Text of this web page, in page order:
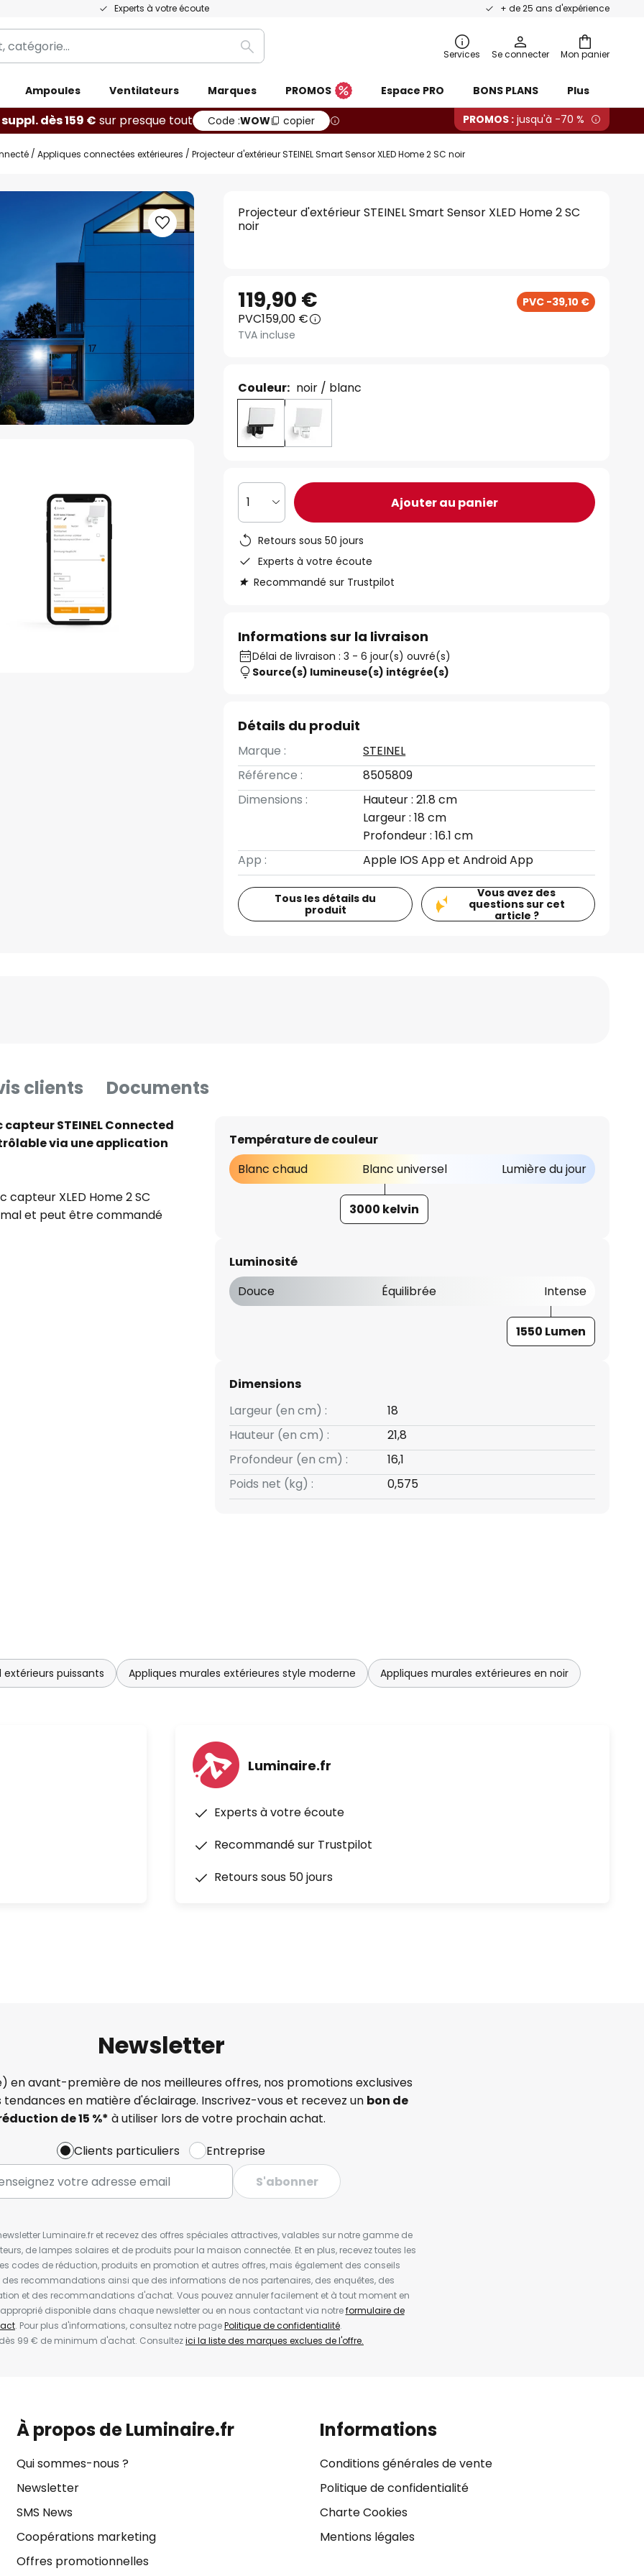
Experts à votre écoute + de 25 ans d'expérience
Mon panier
Rechercher Services Se connecter
Ampoules Ventilateurs Marques PROMOS Espace PRO BONS PLANS Plus
dès 159 € sur presque tout Code :WOW copier PROMOS : jusqu'à -70 %
Appliques connectées extérieures Projecteur d'extérieur STEINEL Smart Sensor XLED Home 2 SC noir
Projecteur d'extérieur STEINEL Smart Sensor XLED Home 2 SC
noir
119,90 € PVC -39,10 €
PVC159,00 €
TVA incluse
Couleur: noir / blanc
1 Ajouter au panier
Retours sous 50 jours
Experts à votre écoute
Recommandé sur Trustpilot
Informations sur la livraison
Délai de livraison : 3 - 6 jour(s) ouvré(s)
Source(s) lumineuse(s) intégrée(s)
Détails du produit
Marque :
STEINEL
Référence :
8505809
Dimensions :
Hauteur : 21.8 cm
Largeur : 18 cm
Profondeur : 16.1 cm
App :
Apple IOS App et Android App
Tous les détails du
produit
Vous avez des
questions sur cet
article ?
clients Documents
STEINEL Connected
via une application
capteur XLED Home 2 SC
et peut être commandé
SmartRemote,
opale. Doté d'un
STEINEL Smart
:
lux
ON/ON-OFF manuel,
Température de couleur
Blanc chaud
Blanc universel Lumière du jour
3000 kelvin
Luminosité
Douce
Équilibrée Intense
1550 Lumen
Dimensions
Largeur (en cm) :
18
Hauteur (en cm) :
21,8
Profondeur (en cm) :
16,1
Poids net (kg) :
0,575
extérieurs puissants Appliques murales extérieures style moderne Appliques murales extérieures en noir
Luminaire.fr
Experts à votre écoute
Recommandé sur Trustpilot
Retours sous 50 jours
Newsletter
en avant-première de nos meilleures offres, nos promotions exclusives
tendances en matière d'éclairage. Inscrivez-vous et recevez un bon de
de 15 %* à utiliser lors de votre prochain achat.
Clients particuliers
Entreprise
S'abonner
Luminaire.fr et recevez des offres spéciales attractives, valables sur notre gamme de
de lampes solaires et de produits pour la maison connectée. Et en plus, recevez toutes les
codes de réduction, produits en promotion et autres offres, mais également des conseils
des recommandations ainsi que des informations de nos partenaires, des enquêtes, des
et des recommandations d'achat. Vous pouvez annuler facilement et à tout moment en
disponible dans chaque newsletter ou en nous contactant via notreformulaire de
. Pour plus d'informations, consultez notre pagePolitique de confidentialité.
99 € de minimum d'achat. Consultezici la liste des marques exclues de l'offre.
À propos de Luminaire.fr
Qui sommes-nous ?
Newsletter
SMS News
Coopérations marketing
Offres promotionnelles
Informations
Conditions générales de vente
Politique de confidentialité
Charte Cookies
Mentions légales